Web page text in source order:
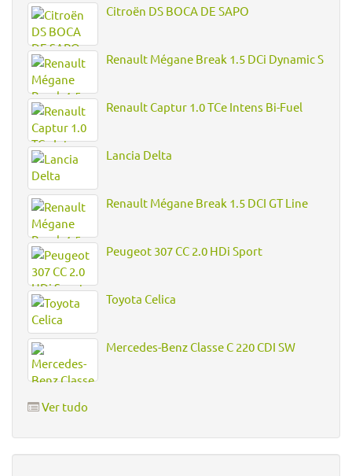
Citroën DS BOCA DE SAPO
Renault Mégane Break 1.5 DCi Dynamic S
Renault Captur 1.0 TCe Intens Bi-Fuel
Lancia Delta
Renault Mégane Break 1.5 DCI GT Line
Peugeot 307 CC 2.0 HDi Sport
Toyota Celica
Mercedes-Benz Classe C 220 CDI SW
Ver tudo